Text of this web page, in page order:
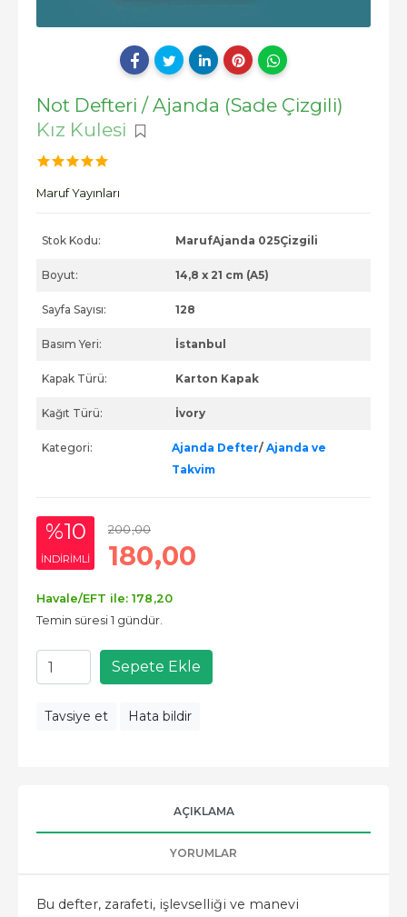
Not Defteri / Ajanda (Sade Çizgili)
Kız Kulesi
Maruf Yayınları
Stok Kodu: MarufAjanda 025Çizgili
Boyut: 14,8 x 21 cm (A5)
Sayfa Sayısı: 128
Basım Yeri: İstanbul
Kapak Türü: Karton Kapak
Kağıt Türü: İvory
Kategori: Ajanda Defter/ Ajanda ve
Takvim
%10
INDIRIMLI
200,00
180,00
Havale/EFT ile: 178 ,20
Temin süresi 1 gündür.
Sepete Ekle
Tavsiye et Hata bildir
AÇIKLAMA
YORUMLAR
Bu defter, zarafeti, işlevselliği ve manevi